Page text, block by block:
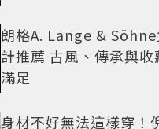
朗格A. Lange &
計推薦 古風、傳承與收
滿足
身材不好無法這樣穿！